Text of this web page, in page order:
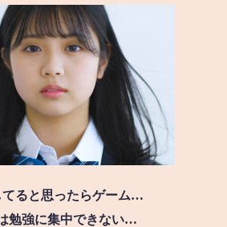
てると思ったらゲーム…
勉強に集中できない…